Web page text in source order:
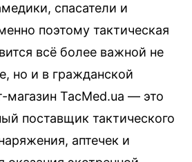
спасатели и
поэтому тактическая
всё более важной не
но и в гражданской
магазин TacMed.ua — это
поставщик тактического
аптечек и